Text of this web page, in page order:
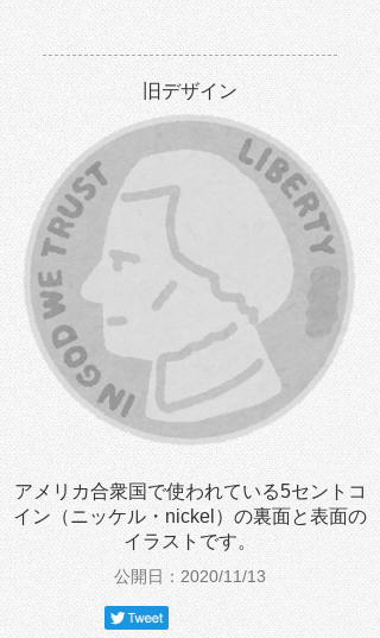
旧デザイン
アメリカ合衆国で使われている5セントコ
イン（ニッケル・nickel）の裏面と表面の
イラストです。
公開日：2020/11/13